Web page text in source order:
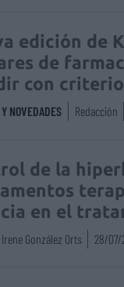
edición de
de
con criterio
NOVEDADES Redacción
de la
en el
Irene González Orts 28/07/